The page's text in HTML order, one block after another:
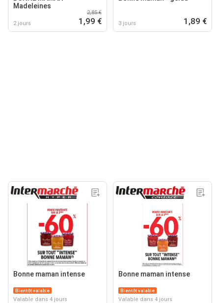
Madeleines
2 jours
2,85 €
1,99 € 3 jours 1,89 €
Bonne maman intense
Bientôt valable
Valable dans 4 jours
Bonne maman intense
Bientôt valable
Valable dans 4 jours